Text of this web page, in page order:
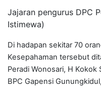
Jajaran pengurus DPC
Istimewa)
Di hadapan sekitar 70
Kesepahaman tersebut
Peradi Wonosari, H Kokok
BPC Gapensi